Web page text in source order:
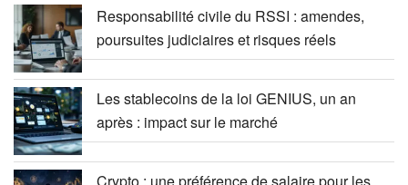
Responsabilité civile du RSSI : amendes,
poursuites judiciaires et risques réels
Les stablecoins de la loi GENIUS, un an
après : impact sur le marché